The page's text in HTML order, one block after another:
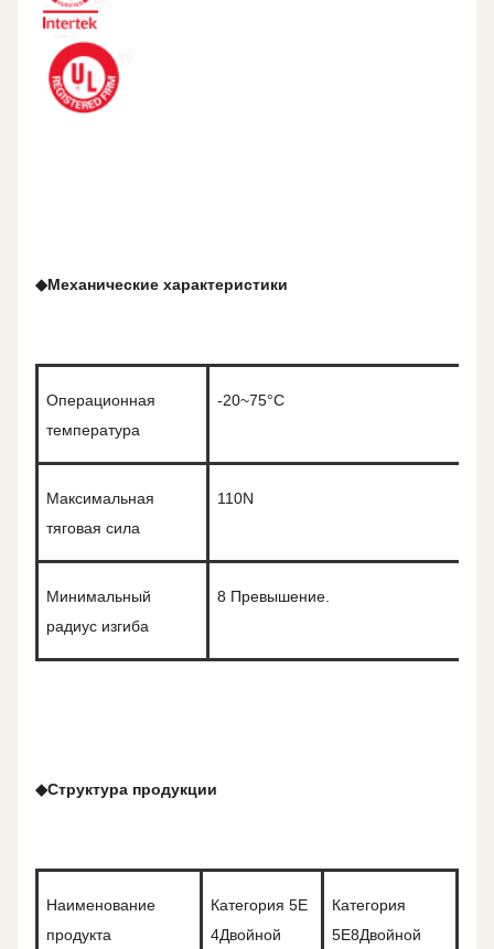
◆Механические характеристики
Операционная
температура
-20~75°C
Максимальная
тяговая сила
110N
Минимальный
радиус изгиба
8 Превышение.
◆Структура продукции
Наименование
продукта
Категория 5E
4Двойной
Категория
5E8Двойной